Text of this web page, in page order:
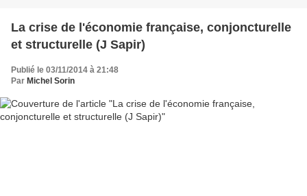
La crise de l'économie française, conjoncturelle
et structurelle (J Sapir)
Publié le 03/11/2014 à 21:48
Par Michel Sorin